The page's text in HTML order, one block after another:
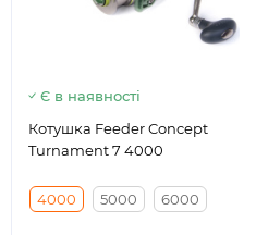
Є в наявності
Котушка Feeder Concept
Turnament 7 4000
4000 5000 6000